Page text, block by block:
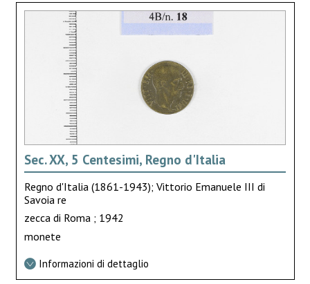
Sec. XX, 5 Centesimi, Regno d'Italia
Regno d'Italia (1861-1943); Vittorio Emanuele III di
Savoia re
zecca di Roma ; 1942
monete
Informazioni di dettaglio